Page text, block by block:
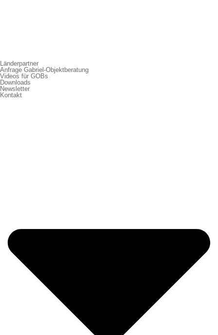
Länderpartner
Anfrage Gabriel-Objektberatung
Videos für GOBs
Downloads
Newsletter
Kontakt